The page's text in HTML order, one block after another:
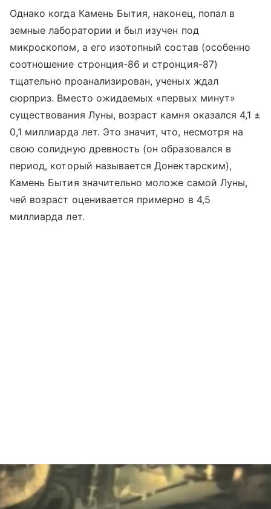
Однако когда Камень Бытия, наконец, попал в
земные лаборатории и был изучен под
микроскопом, а его изотопный состав (особенно
соотношение стронция-86 и стронция-87)
тщательно проанализирован, ученых ждал
сюрприз. Вместо ожидаемых «первых минут»
существования Луны, возраст камня оказался 4,1 ±
0,1 миллиарда лет. Это значит, что, несмотря на
свою солидную древность (он образовался в
период, который называется Донектарским),
Камень Бытия значительно моложе самой Луны,
чей возраст оценивается примерно в 4,5
миллиарда лет.